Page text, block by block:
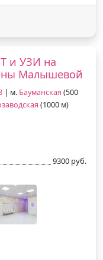
и УЗИ на
Малышевой
| м. Бауманская (500
(1000 м)
9300 руб.